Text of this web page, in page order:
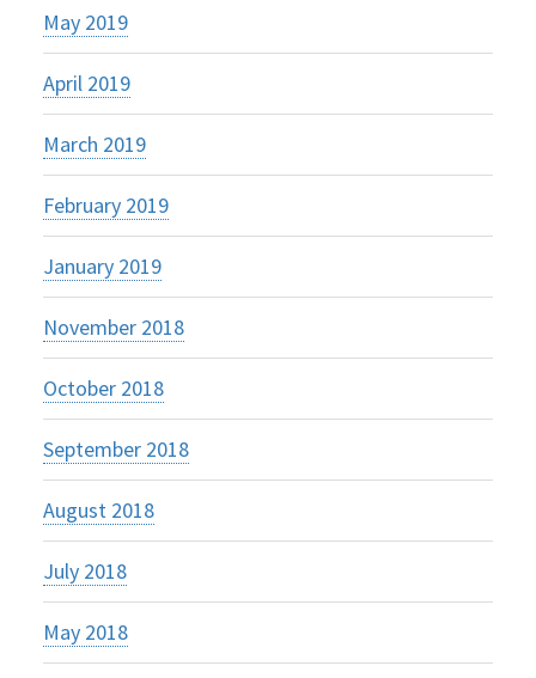
May 2019
April 2019
March 2019
February 2019
January 2019
November 2018
October 2018
September 2018
August 2018
July 2018
May 2018